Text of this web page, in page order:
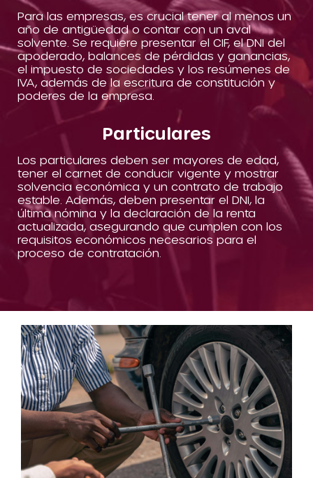
Para las empresas, es crucial tener al menos un
año de antigüedad o contar con un aval
solvente. Se requiere presentar el CIF, el DNI del
apoderado, balances de pérdidas y ganancias,
el impuesto de sociedades y los resúmenes de
IVA, además de la escritura de constitución y
poderes de la empresa.
Particulares
Los particulares deben ser mayores de edad,
tener el carnet de conducir vigente y mostrar
solvencia económica y un contrato de trabajo
estable. Además, deben presentar el DNI, la
última nómina y la declaración de la renta
actualizada, asegurando que cumplen con los
requisitos económicos necesarios para el
proceso de contratación.